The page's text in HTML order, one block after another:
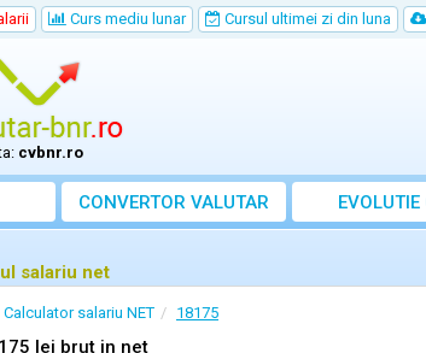
Curs mediu lunar Cursul ultimei zi din luna
cvbnr.ro
CONVERTOR VALUTAR EVOLUTIE
salariu net
Calculator salariu NET 18175
lei brut in net